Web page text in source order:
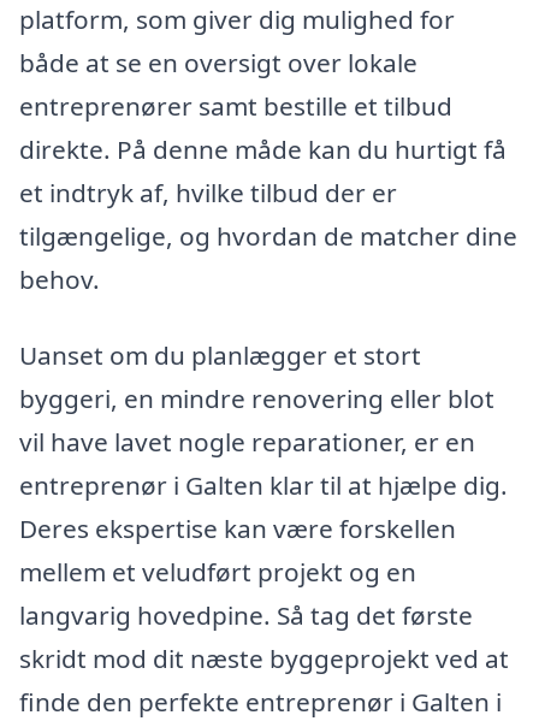
platform, som giver dig mulighed for
både at se en oversigt over lokale
entreprenører samt bestille et tilbud
direkte. På denne måde kan du hurtigt få
et indtryk af, hvilke tilbud der er
tilgængelige, og hvordan de matcher dine
behov.
Uanset om du planlægger et stort
byggeri, en mindre renovering eller blot
vil have lavet nogle reparationer, er en
entreprenør i Galten klar til at hjælpe dig.
Deres ekspertise kan være forskellen
mellem et veludført projekt og en
langvarig hovedpine. Så tag det første
skridt mod dit næste byggeprojekt ved at
finde den perfekte entreprenør i Galten i